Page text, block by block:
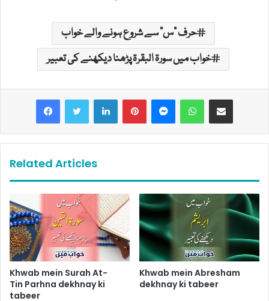
حرف "س" سے شروع ہونے والے خواب
خواب میں سورۃ البقرۃ پڑھنا دیکھنے کی تعبیر
LinkedInPinterestMessengerWhatsAppShare via Email
Related Articles
Khwab mein Surah At-
Tin Parhna dekhnay ki
tabeer
Khwab mein Abresham
dekhnay ki tabeer